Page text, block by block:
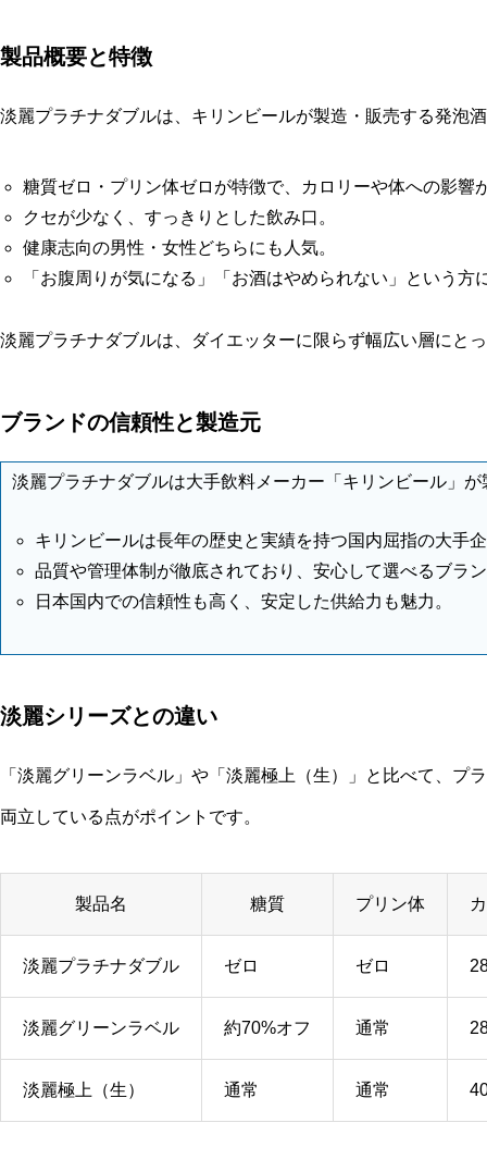
製品概要と特徴
淡麗プラチナダブルは、キリンビールが製造・販売する発泡
糖質ゼロ・プリン体ゼロが特徴で、カロリーや体への影響
クセが少なく、すっきりとした飲み口。
健康志向の男性・女性どちらにも人気。
「お腹周りが気になる」「お酒はやめられない」という方
淡麗プラチナダブルは、ダイエッターに限らず幅広い層にと
ブランドの信頼性と製造元
淡麗プラチナダブルは大手飲料メーカー「キリンビール」が
キリンビールは長年の歴史と実績を持つ国内屈指の大手
品質や管理体制が徹底されており、安心して選べるブラ
日本国内での信頼性も高く、安定した供給力も魅力。
淡麗シリーズとの違い
「淡麗グリーンラベル」や「淡麗極上（生）」と比べて、プ
両立している点がポイントです。
製品名 糖質 プリン体
淡麗プラチナダブル ゼロ ゼロ
淡麗グリーンラベル 約70%オフ 通常
淡麗極上（生） 通常 通常